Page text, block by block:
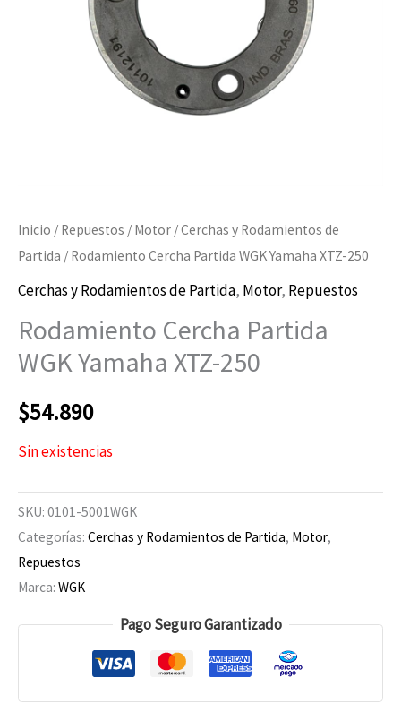
Inicio / Repuestos / Motor /Cerchas y Rodamientos de
Partida / Rodamiento Cercha Partida WGK Yamaha XTZ-250
Cerchas y Rodamientos de Partida, Motor, Repuestos
Rodamiento Cercha Partida
WGK Yamaha XTZ-250
$54.890
Sin existencias
SKU: 0101-5001WGK
Categorías: Cerchas y Rodamientos de Partida, Motor,
Repuestos
Marca: WGK
Pago Seguro Garantizado